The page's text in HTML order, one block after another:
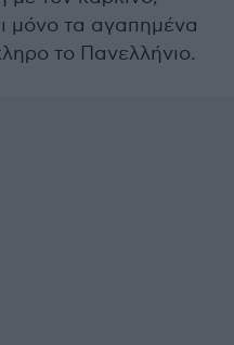
μόνο τα αγαπημένα
το Πανελλήνιο.